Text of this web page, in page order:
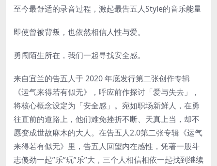
至今最舒适的录音过程，激起最告五人Style的音乐能量
即使曾被背叛，也依然相信人性与爱。
勇闯陌生所在，我们一起寻找安全感。
来自宜兰的告五人于 2020 年底发行第二张创作专辑
《运气来得若有似无》，呼应前作探讨「爱与失去」，
将核心概念设定为「安全感」。宛如职场新鲜人，在勇
往直前的道路上，他们难免挫折不断、天真上当，却不
愿变成世故麻木的大人。在告五人2.0第二张专辑《运气
来得若有似无》里，告五人回望内在感性，凭著一股斗
志傻劲一起”乐”玩”乐”大，三个人相信相依一起找到继续